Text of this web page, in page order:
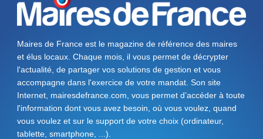
Maires de France est le magazine de référence des maires
et élus locaux. Chaque mois, il vous permet de décrypter
l'actualité, de partager vos solutions de gestion et vous
accompagne dans l'exercice de votre mandat. Son site
Internet, mairesdefrance.com, vous permet d’accéder à toute
l'information dont vous avez besoin, où vous voulez, quand
vous voulez et sur le support de votre choix (ordinateur,
tablette, smartphone, ...).